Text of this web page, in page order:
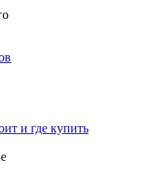
и где купить